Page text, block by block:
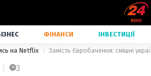
ФІНАНСИ ІНВЕСТИЦІЇ
на Netflix Замість Євробачення: смішні
3